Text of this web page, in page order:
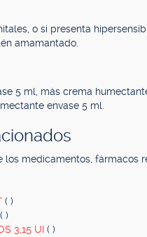
o si presenta
amamantado.
5 ml, más crema
envase 5 ml.
los medicamentos, fármacos
( )
( )
3,15 UI ( )